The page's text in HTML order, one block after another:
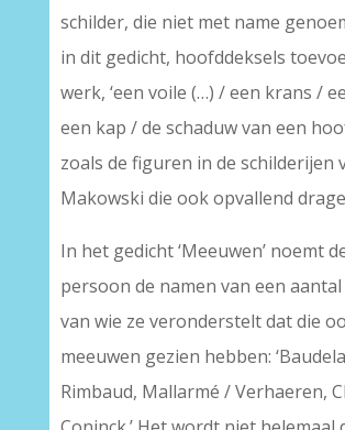
schilder, die niet met name
in dit gedicht, hoofddeksels
werk, ‘een voile (…) / een krans /
een kap / de schaduw van een
zoals de figuren in de schilderijen
Makowski die ook opvallend
In het gedicht ‘Meeuwen’ noemt
persoon de namen van een
van wie ze veronderstelt dat die
meeuwen gezien hebben:
Rimbaud, Mallarmé / Verhaeren,